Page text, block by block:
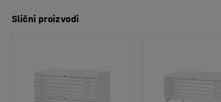
Slični proizvodi